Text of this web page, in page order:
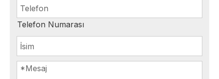
Telefon Numarası